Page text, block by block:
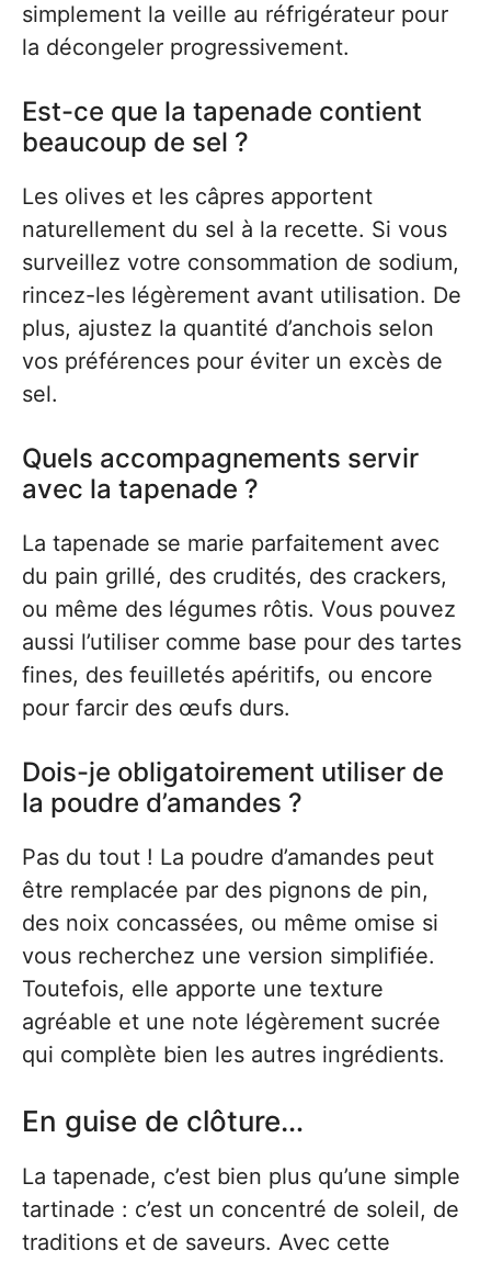
simplement la veille au réfrigérateur pour
la décongeler progressivement.
Est-ce que la tapenade contient
beaucoup de sel ?
Les olives et les câpres apportent
naturellement du sel à la recette. Si vous
surveillez votre consommation de sodium,
rincez-les légèrement avant utilisation. De
plus, ajustez la quantité d’anchois selon
vos préférences pour éviter un excès de
sel.
Quels accompagnements servir
avec la tapenade ?
La tapenade se marie parfaitement avec
du pain grillé, des crudités, des crackers,
ou même des légumes rôtis. Vous pouvez
aussi l’utiliser comme base pour des tartes
fines, des feuilletés apéritifs, ou encore
pour farcir des œufs durs.
Dois-je obligatoirement utiliser de
la poudre d’amandes ?
Pas du tout ! La poudre d’amandes peut
être remplacée par des pignons de pin,
des noix concassées, ou même omise si
vous recherchez une version simplifiée.
Toutefois, elle apporte une texture
agréable et une note légèrement sucrée
qui complète bien les autres ingrédients.
En guise de clôture…
La tapenade, c’est bien plus qu’une simple
tartinade : c’est un concentré de soleil, de
traditions et de saveurs. Avec cette